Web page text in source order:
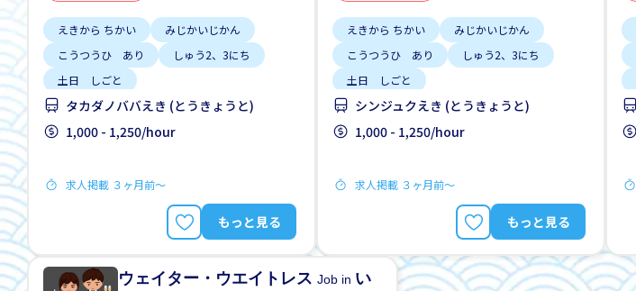
えきから ちかい
みじかいじかん
こうつうひ あり
しゅう2、3にち
土日 しごと
タカダノババえき (とうきょうと)
1,000 - 1,250/hour
求人掲載 ３ヶ月前〜
もっと見る
えきから ちかい
みじかいじかん
こうつうひ あり
しゅう2、3にち
土日 しごと
シンジュクえき (とうきょうと)
1,000 - 1,250/hour
求人掲載 ３ヶ月前〜
もっと見る
ウェイター・ウエイトレスJob in い